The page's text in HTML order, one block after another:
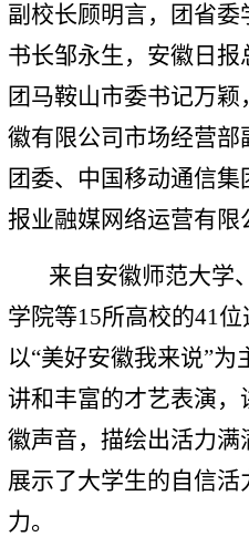
副校长顾明言，团省
书长邹永生，安徽日报
团马鞍山市委书记万
徽有限公司市场经营
团委、中国移动通信
报业融媒网络运营有限
来自安徽师范大学
学院等15所高校的41
以“美好安徽我来说”
讲和丰富的才艺表演
徽声音，描绘出活力满
展示了大学生的自信
力。